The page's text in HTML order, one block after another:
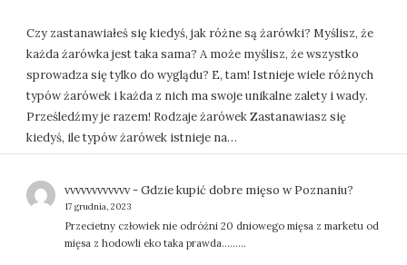
Czy zastanawiałeś się kiedyś, jak różne są żarówki? Myślisz, że
każda żarówka jest taka sama? A może myślisz, że wszystko
sprowadza się tylko do wyglądu? E, tam! Istnieje wiele różnych
typów żarówek i każda z nich ma swoje unikalne zalety i wady.
Prześledźmy je razem! Rodzaje żarówek Zastanawiasz się
kiedyś, ile typów żarówek istnieje na…
vvvvvvvvvvvv-Gdzie kupić dobre mięso w Poznaniu?
17 grudnia, 2023
Przecietny człowiek nie odróżni 20 dniowego mięsa z marketu od
mięsa z hodowli eko taka prawda.........